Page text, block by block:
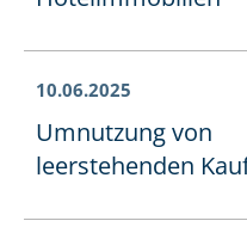
10.06.2025
Umnutzung von
leerstehenden